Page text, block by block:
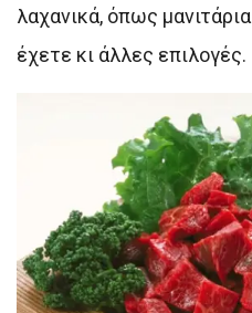
λαχανικά, όπως
έχετε κι άλλες επιλογές.